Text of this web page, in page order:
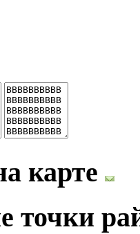
карте
точки